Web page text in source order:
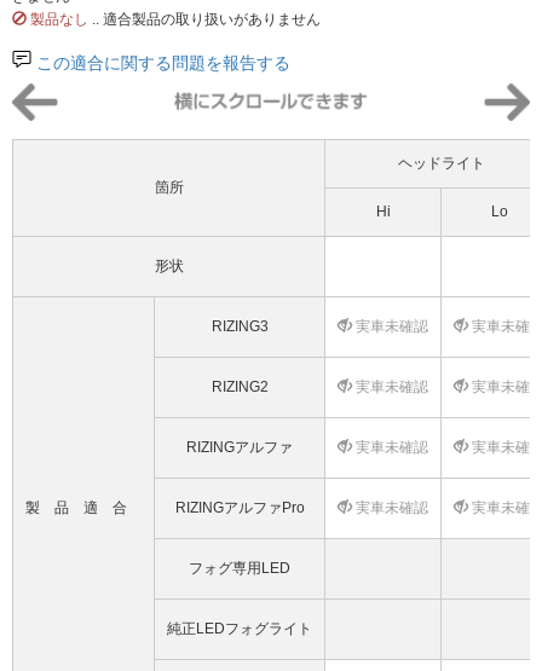
製品なし .. 適合製品の取り扱いがありません
この適合に関する問題を報告する
箇所
ヘッドライト
Hi Lo
形状
製品適合
RIZING3 実車未確認 実車未確
RIZING2 実車未確認 実車未確
RIZINGアルファ 実車未確認 実車未確
RIZINGアルファPro 実車未確認 実車未確
フォグ専用LED
純正LEDフォグライト